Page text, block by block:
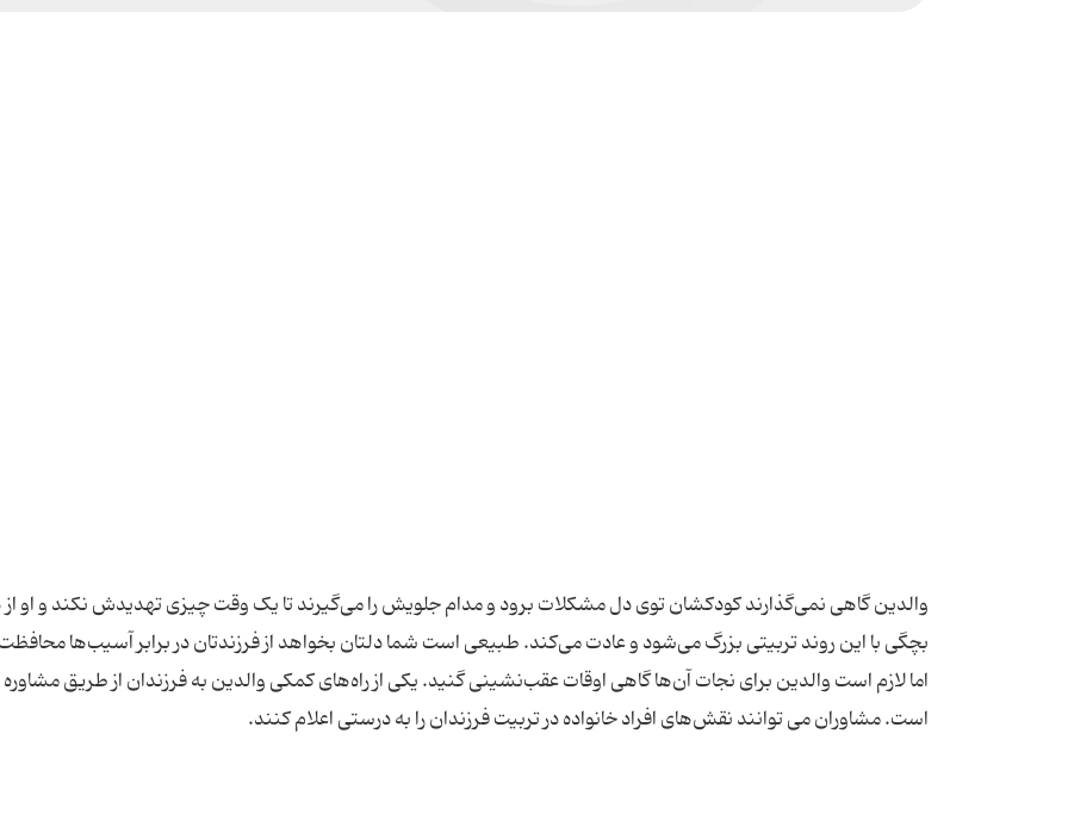
والدین گاهی نمی‌گذارند کودکشان توی دل مشکلات برود و مدام جلویش را می‌گیرند تا یک وقت چیزی تهدیدش نکند و او
بچگی با این روند تربیتی بزرگ می‌شود و عادت می‌کند. طبیعی است شما دلتان بخواهد از فرزندتان در برابر آسیب‌ها
اما لازم است والدین برای نجات آن‌ها گاهی اوقات عقب‌نشینی گنید. یکی از راه‌های کمکی والدین به فرزندان از طریق مشاوره